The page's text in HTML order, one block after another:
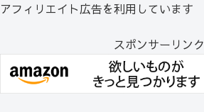
アフィリエイト広告を利用しています
スポンサーリンク